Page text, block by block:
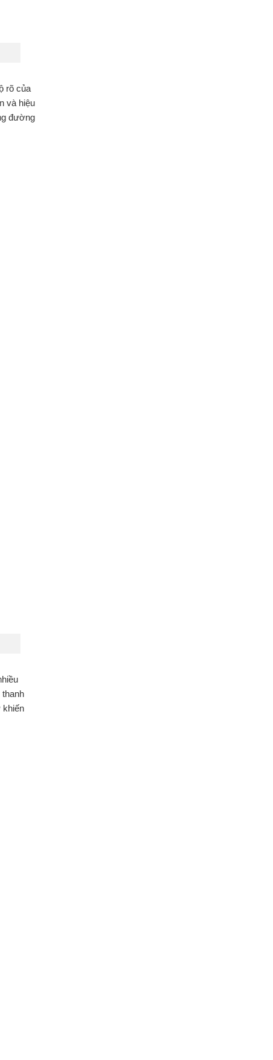
rõ của
và hiệu
đường
khiến